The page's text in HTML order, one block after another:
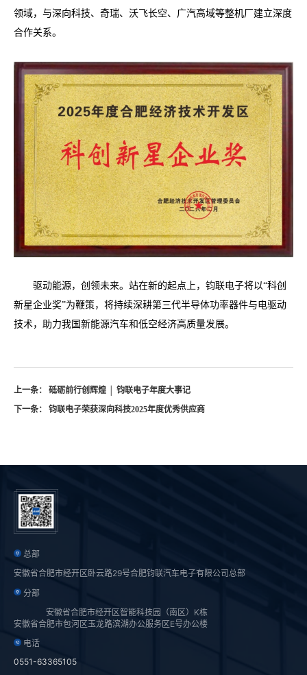
领域，与深向科技、奇瑞、沃飞长空、广汽高域等整机厂建立深度
合作关系。
驱动能源，创领未来。站在新的起点上，钧联电子将以“科创
新星企业奖”为鞭策，将持续深耕第三代半导体功率器件与电驱动
技术，助力我国新能源汽车和低空经济高质量发展。
上一条： 砥砺前行创辉煌 │ 钧联电子年度大事记
下一条： 钧联电子荣获深向科技2025年度优秀供应商
总部
安徽省合肥市经开区卧云路29号合肥钧联汽车电子有限公司总部
分部
安徽省合肥市经开区智能科技园（南区）K栋
安徽省合肥市包河区玉龙路滨湖办公服务区E号办公楼
电话
0551-63365105